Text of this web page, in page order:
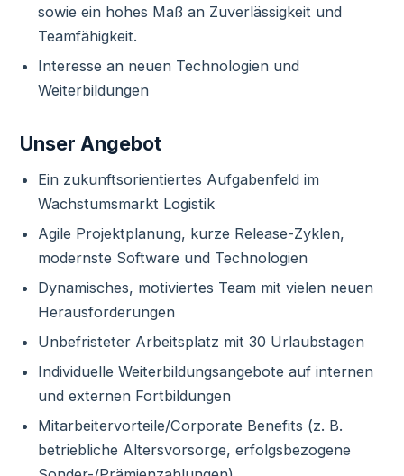
sowie ein hohes Maß an Zuverlässigkeit und
Teamfähigkeit.
Interesse an neuen Technologien und
Weiterbildungen
Unser Angebot
Ein zukunftsorientiertes Aufgabenfeld im
Wachstumsmarkt Logistik
Agile Projektplanung, kurze Release-Zyklen,
modernste Software und Technologien
Dynamisches, motiviertes Team mit vielen neuen
Herausforderungen
Unbefristeter Arbeitsplatz mit 30 Urlaubstagen
Individuelle Weiterbildungsangebote auf internen
und externen Fortbildungen
Mitarbeitervorteile/Corporate Benefits (z. B.
betriebliche Altersvorsorge, erfolgsbezogene